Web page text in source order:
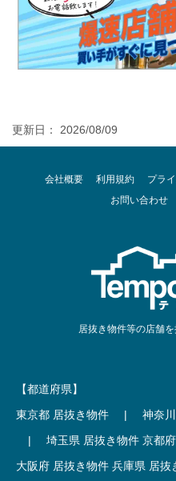
更新日： 2026/08/09
会社概要 利用規約 プラ
お問い合わせ
居抜き物件等の店舗
【都道府県】
東京都 居抜き物件
| 神奈
|
埼玉県 居抜き物件 京都
大阪府 居抜き物件 兵庫県 居抜